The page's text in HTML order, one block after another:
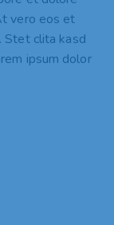
vero eos et
Stet clita kasd
ipsum dolor